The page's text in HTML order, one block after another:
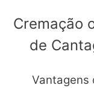
Cremação
de
Vantagens